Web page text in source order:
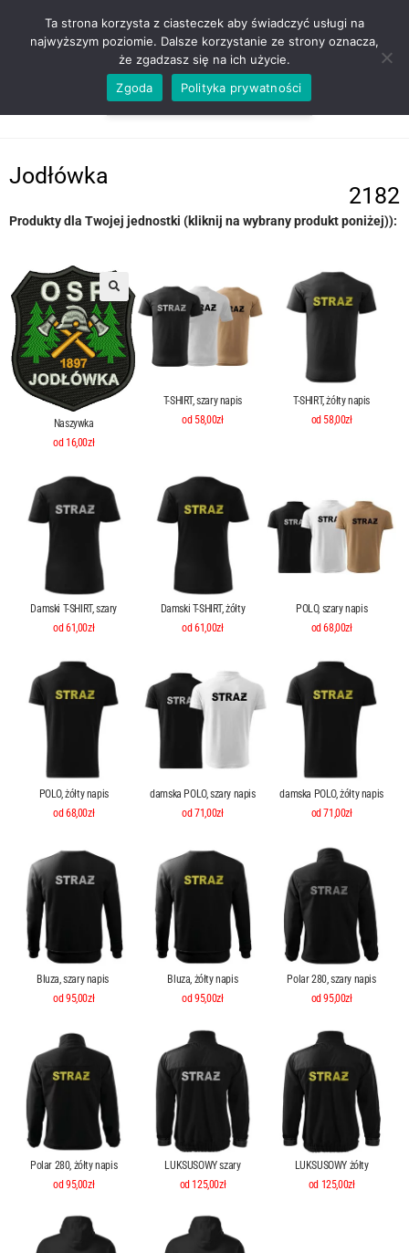
ZADZWOŃ TEL. 600 352 938
Jodłówka
2182
Produkty dla Twojej jednostki (kliknij na wybrany produkt poniżej)):
Naszywka
od 16,00zł
T-SHIRT, szary napis
od 58,00zł
T-SHIRT, żółty napis
od 58,00zł
Damski T-SHIRT, szary
od 61,00zł
Damski T-SHIRT, żółty
od 61,00zł
POLO, szary napis
od 68,00zł
POLO, żółty napis
od 68,00zł
damska POLO, szary napis
od 71,00zł
damska POLO, żółty napis
od 71,00zł
Bluza, szary napis
od 95,00zł
Bluza, żółty napis
od 95,00zł
Polar 280, szary napis
od 95,00zł
Polar 280, żółty napis
od 95,00zł
LUKSUSOWY szary
od 125,00zł
LUKSUSOWY żółty
od 125,00zł
Ta strona korzysta z ciasteczek aby świadczyć usługi na
najwyższym poziomie. Dalsze korzystanie ze strony oznacza,
że zgadzasz się na ich użycie.
Zgoda
Polityka prywatności